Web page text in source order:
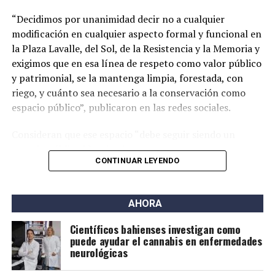
“Decidimos por unanimidad decir no a cualquier
modificación en cualquier aspecto formal y funcional en
la Plaza Lavalle, del Sol, de la Resistencia y la Memoria y
exigimos que en esa línea de respeto como valor público
y patrimonial, se la mantenga limpia, forestada, con
riego, y cuánto sea necesario a la conservación como
espacio público”, publicaron en las redes sociales.
espacio público identitario y no un proyecto
permanente de emprendimientos privados” y a tal fin
cantidad de firmas.
Este grupo ya se había opuesto al proyecto bajo la
gestión de Héctor Gay y ahora de Federico Susbielles.
El principal fundamento es que rechazan la extracción
de árboles, pero también aseguran que las
CONTINUAR LEYENDO
AHORA
Científicos bahienses investigan como
puede ayudar el cannabis en enfermedades
neurológicas